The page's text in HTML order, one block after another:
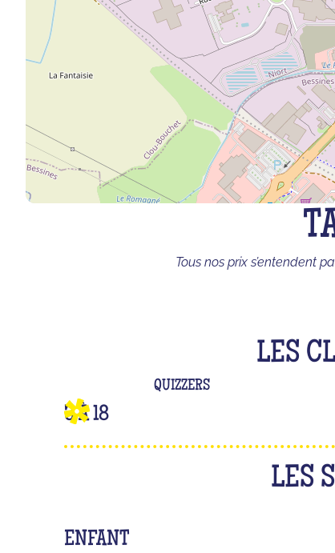
Tous nos prix s’entendent
LES
QUIZZERS
3 À 18
LES
ENFANT